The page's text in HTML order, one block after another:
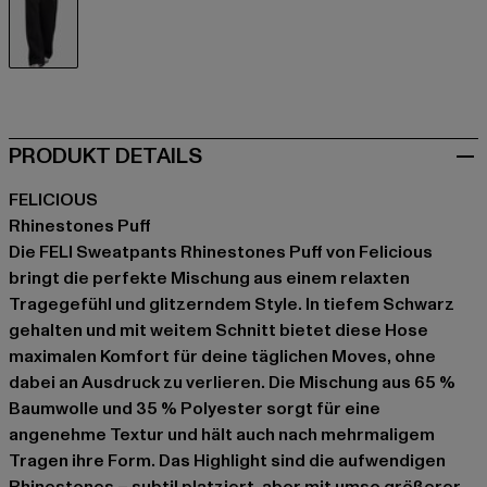
PRODUKT DETAILS
FELICIOUS
Rhinestones Puff
Die FELI Sweatpants Rhinestones Puff von Felicious
bringt die perfekte Mischung aus einem relaxten
Tragegefühl und glitzerndem Style. In tiefem Schwarz
gehalten und mit weitem Schnitt bietet diese Hose
maximalen Komfort für deine täglichen Moves, ohne
dabei an Ausdruck zu verlieren. Die Mischung aus 65 %
Baumwolle und 35 % Polyester sorgt für eine
angenehme Textur und hält auch nach mehrmaligem
Tragen ihre Form. Das Highlight sind die aufwendigen